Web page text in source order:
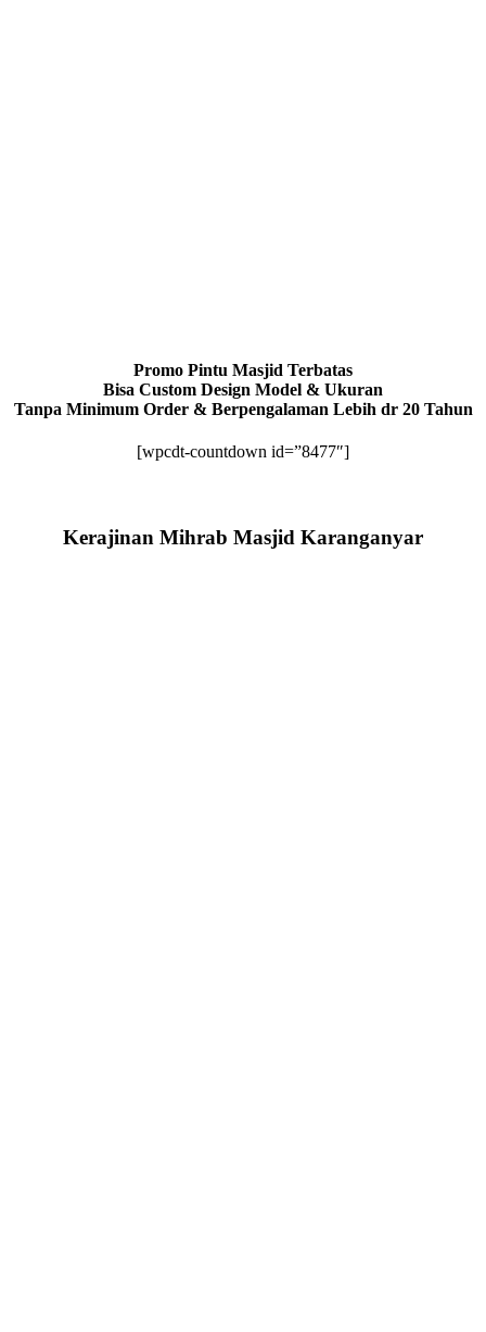
Promo Pintu Masjid Terbatas
Bisa Custom Design Model & Ukuran
Tanpa Minimum Order & Berpengalaman Lebih dr 20 Tahun
[wpcdt-countdown id=”8477″]
Kerajinan Mihrab Masjid Karanganyar